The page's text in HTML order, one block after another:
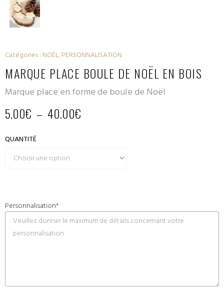
Catégories : NOËL,PERSONNALISATION
MARQUE PLACE BOULE DE NOËL EN BOIS
Marque place en forme de boule de Noël
5.00€ – 40.00€
QUANTITÉ
Personnalisation*